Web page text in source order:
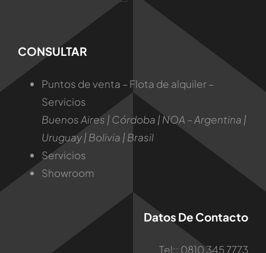
CONSULTAR
Puntos de venta – Flota de alquiler –
Servicios
Buenos Aires | Córdoba | NOA – Argentina |
Uruguay | Bolivia | Brasil
Servicios
Showroom
Datos De Contacto
Tel:: 0810 345 7773